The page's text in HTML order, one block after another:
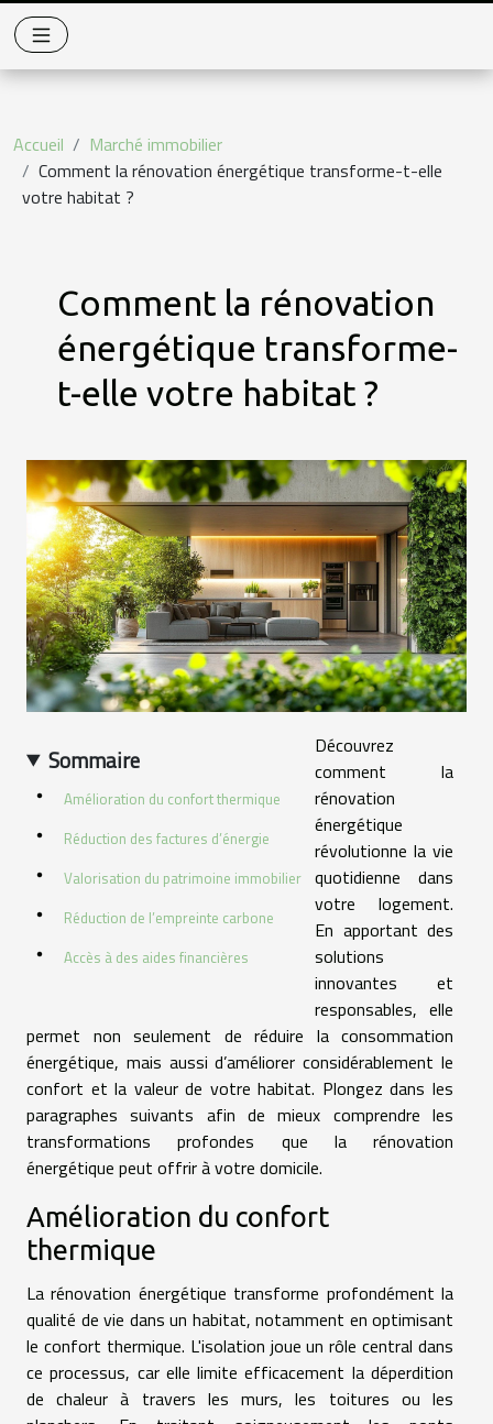
Accueil
Marché immobilier
Comment la rénovation énergétique transforme-t-elle
votre habitat ?
Comment la rénovation
énergétique transforme-
t-elle votre habitat ?
Sommaire
Amélioration du confort thermique
Réduction des factures d’énergie
Valorisation du patrimoine immobilier
Réduction de l’empreinte carbone
Accès à des aides financières
Découvrez
comment la
rénovation
énergétique
révolutionne la vie
quotidienne dans
votre logement.
En apportant des
solutions
innovantes et
responsables, elle
permet non seulement de réduire la consommation
énergétique, mais aussi d’améliorer considérablement le
confort et la valeur de votre habitat. Plongez dans les
paragraphes suivants afin de mieux comprendre les
transformations profondes que la rénovation
énergétique peut offrir à votre domicile.
Amélioration du confort
thermique
La rénovation énergétique transforme profondément la
qualité de vie dans un habitat, notamment en optimisant
le confort thermique. L'isolation joue un rôle central dans
ce processus, car elle limite efficacement la déperdition
de chaleur à travers les murs, les toitures ou les